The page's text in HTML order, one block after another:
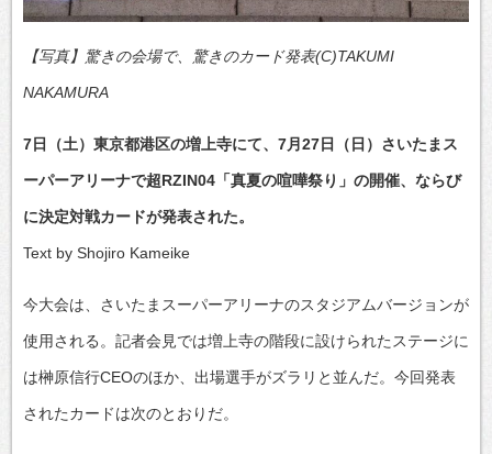
【写真】驚きの会場で、驚きのカード発表(C)TAKUMI
NAKAMURA
7日（土）東京都港区の増上寺にて、7月27日（日）さいたまス
ーパーアリーナで超RZIN04「真夏の喧嘩祭り」の開催、ならび
に決定対戦カードが発表された。
Text by Shojiro Kameike
今大会は、さいたまスーパーアリーナのスタジアムバージョンが
使用される。記者会見では増上寺の階段に設けられたステージに
は榊原信行CEOのほか、出場選手がズラリと並んだ。今回発表
されたカードは次のとおりだ。